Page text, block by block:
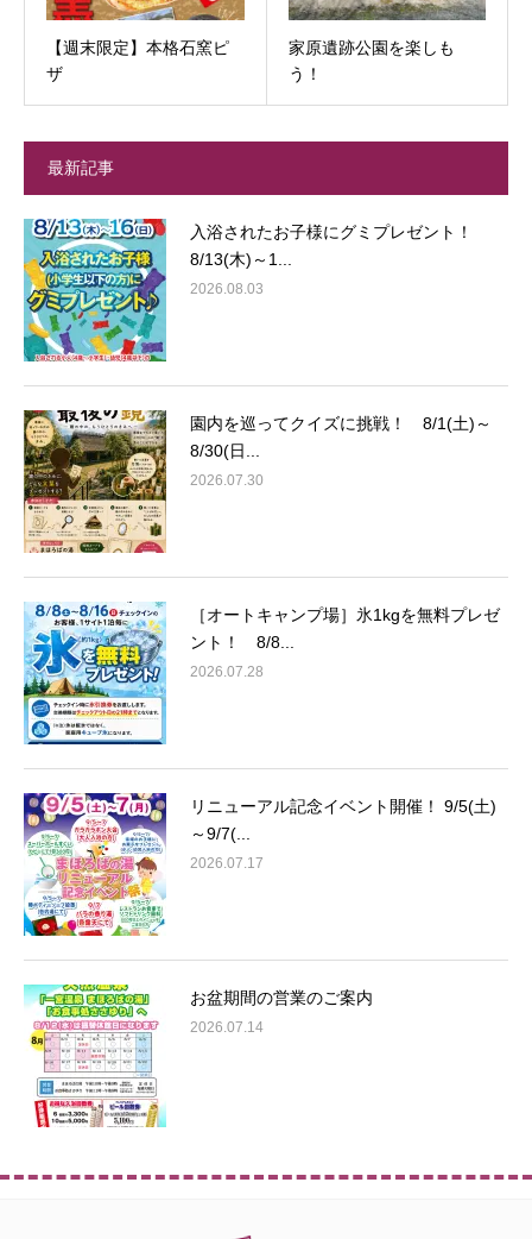
【週末限定】本格石窯ピ
ザ
家原遺跡公園を楽しも
う！
最新記事
入浴されたお子様にグミプレゼント！
8/13(木)～1...
2026.08.03
園内を巡ってクイズに挑戦！ 8/1(土)～
8/30(日...
2026.07.30
［オートキャンプ場］氷1kgを無料プレゼ
ント！ 8/8...
2026.07.28
リニューアル記念イベント開催！ 9/5(土)
～9/7(...
2026.07.17
お盆期間の営業のご案内
2026.07.14